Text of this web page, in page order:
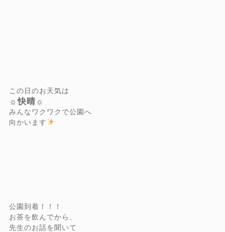
この日のお天気は
☼快晴☼
みんなワクワクで公園へ
向かいます
公園到着！！！
お茶を飲んでから、
先生のお話を聞いて